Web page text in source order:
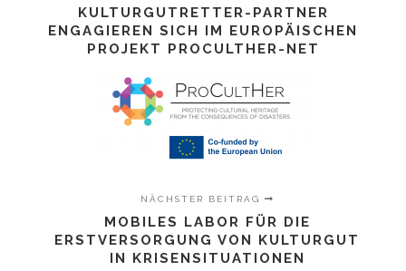
KULTURGUTRETTER-PARTNER
ENGAGIEREN SICH IM EUROPÄISCHEN
PROJEKT PROCULTHER-NET
NÄCHSTER BEITRAG
MOBILES LABOR FÜR DIE
ERSTVERSORGUNG VON KULTURGUT
IN KRISENSITUATIONEN